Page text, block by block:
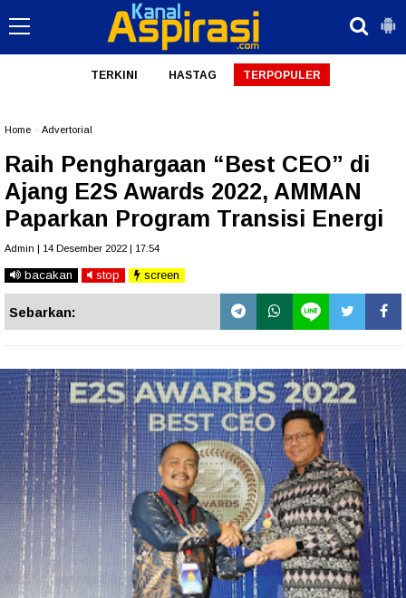
TERKINI HASTAG TERPOPULER
Home Advertorial
Raih Penghargaan “Best CEO” di
Ajang E2S Awards 2022, AMMAN
Paparkan Program Transisi Energi
Admin | 14 Desember 2022 | 17:54
bacakan stop screen
Sebarkan: